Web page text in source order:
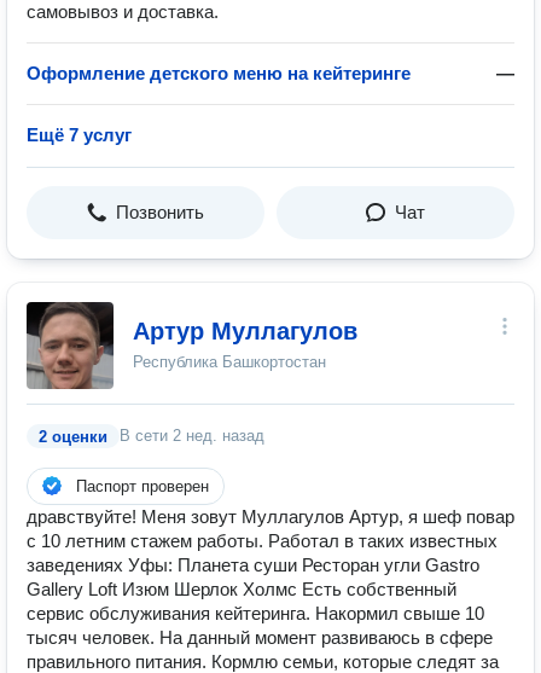
самовывоз и доставка.
Оформление детского меню на кейтеринге —
Ещё 7 услуг
Позвонить Чат
Артур Муллагулов
Республика Башкортостан
2 оценки В сети 2 нед. назад
Паспорт проверен
дравствуйте! Меня зовут Муллагулов Артур, я шеф повар
с 10 летним стажем работы. Работал в таких известных
заведениях Уфы: Планета суши Ресторан угли Gastro
Gallery Loft Изюм Шерлок Холмс Есть собственный
сервис обслуживания кейтеринга. Накормил свыше 10
тысяч человек. На данный момент развиваюсь в сфере
правильного питания. Кормлю семьи, которые следят за